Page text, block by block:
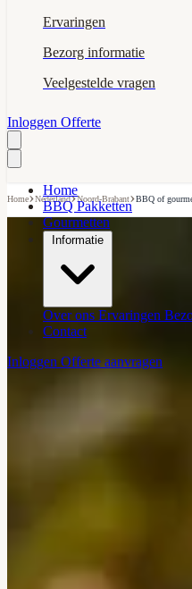
Ervaringen
Bezorg informatie
Veelgestelde vragen
Inloggen Offerte
Home
BBQ Pakketten
Gourmetten
Informatie
Over ons Ervaringen
Contact
Inloggen Offerte aanvragen
Home›Nederland›Noord-Brabant›BBQ of